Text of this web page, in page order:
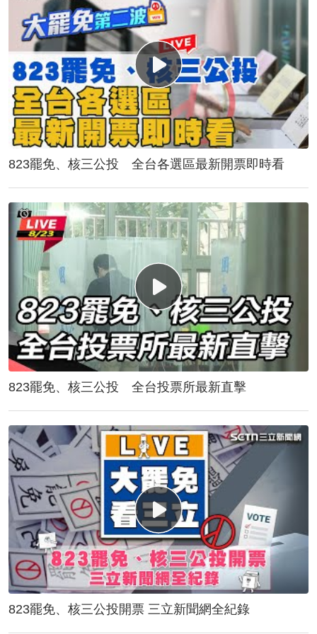
823罷免、核三公投 全台各選區最新開票即時看
823罷免、核三公投 全台投票所最新直擊
823罷免、核三公投開票 三立新聞網全紀錄